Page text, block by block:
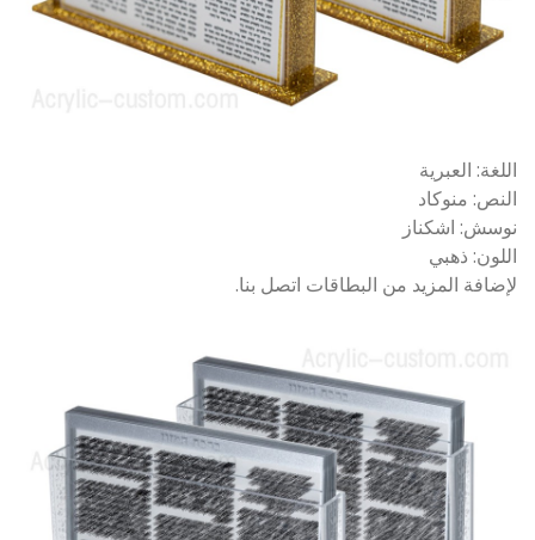
اللغة: العبرية
النص: منوكاد
نوسش: اشكناز
اللون: ذهبي
لإضافة المزيد من البطاقات اتصل بنا.